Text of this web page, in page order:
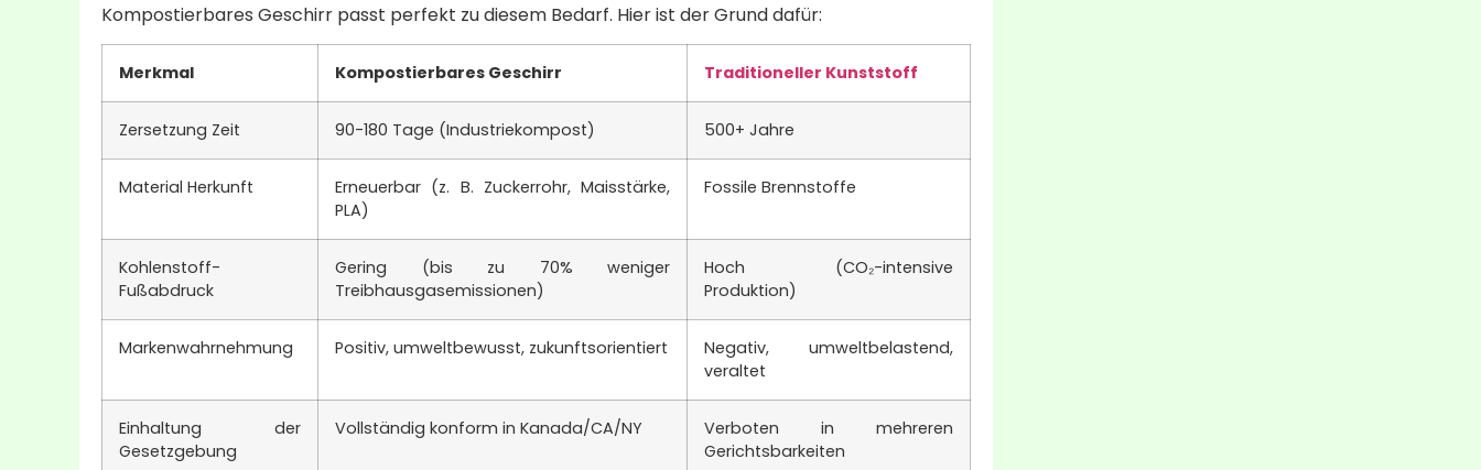
Kompostierbares Geschirr passt perfekt zu diesem Bedarf. Hier ist der Grund dafür:
Merkmal Kompostierbares Geschirr Traditioneller Kunststoff
Zersetzung Zeit 90-180 Tage (Industriekompost) 500+ Jahre
Material Herkunft
Erneuerbar (z. B. Zuckerrohr, Maisstärke,
PLA)
Fossile Brennstoffe
Kohlenstoff-
Fußabdruck
Gering (bis zu 70% weniger
Treibhausgasemissionen)
Hoch (CO₂-intensive
Produktion)
Markenwahrnehmung Positiv, umweltbewusst, zukunftsorientiert
Negativ, umweltbelastend,
veraltet
Einhaltung der
Gesetzgebung
Vollständig konform in Kanada/CA/NY
Verboten in mehreren
Gerichtsbarkeiten